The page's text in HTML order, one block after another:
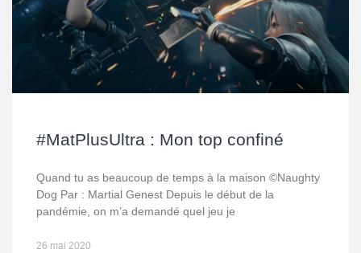
#MatPlusUltra : Mon top confiné
Quand tu as beaucoup de temps à la maison ©Naughty
Dog Par : Martial Genest Depuis le début de la
pandémie, on m’a demandé quel jeu je
26 mai 2020